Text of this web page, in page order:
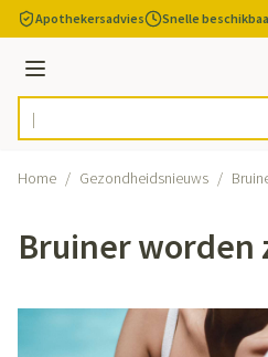
Ga naar de inhoud
Apothekersadvies Snelle
Menu
Product, merk, categorie...
Home / Gezondheidsnieuws /
Bruiner worden